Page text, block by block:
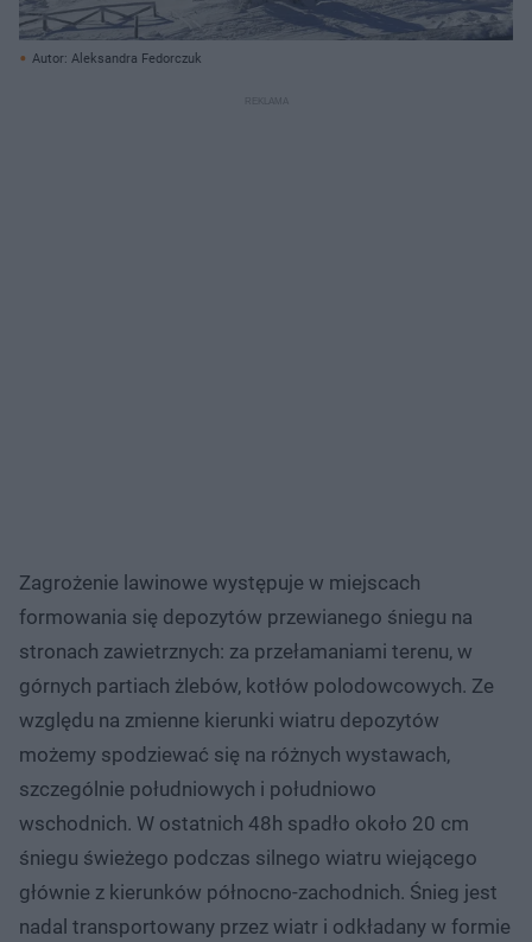
Autor: Aleksandra Fedorczuk
Zagrożenie lawinowe występuje w miejscach
formowania się depozytów przewianego śniegu na
stronach zawietrznych: za przełamaniami terenu, w
górnych partiach żlebów, kotłów polodowcowych. Ze
względu na zmienne kierunki wiatru depozytów
możemy spodziewać się na różnych wystawach,
szczególnie południowych i południowo
wschodnich. W ostatnich 48h spadło około 20 cm
śniegu świeżego podczas silnego wiatru wiejącego
głównie z kierunków północno-zachodnich. Śnieg jest
nadal transportowany przez wiatr i odkładany w formie